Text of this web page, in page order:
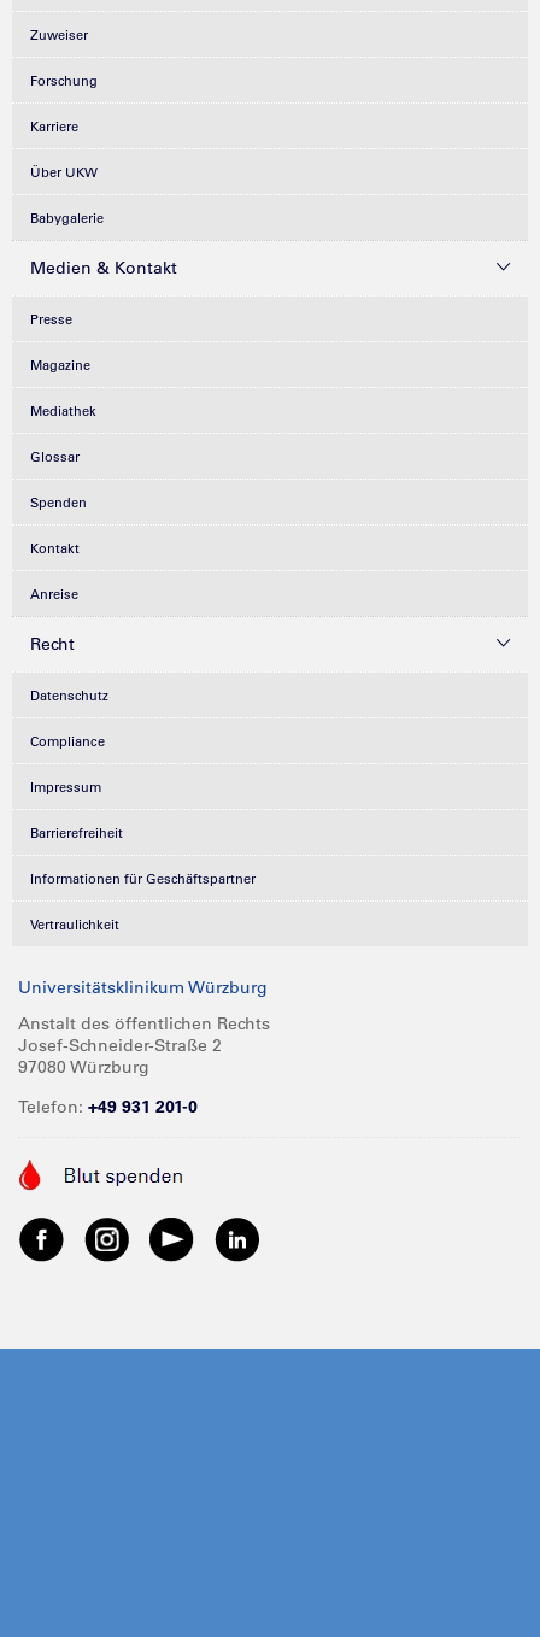
Zuweiser
Forschung
Karriere
Über UKW
Babygalerie
Medien & Kontakt
Presse
Magazine
Mediathek
Glossar
Spenden
Kontakt
Anreise
Recht
Datenschutz
Compliance
Impressum
Barrierefreiheit
Informationen für Geschäftspartner
Vertraulichkeit
Universitätsklinikum Würzburg
Anstalt des öffentlichen Rechts
Josef-Schneider-Straße 2
97080 Würzburg
Telefon: +49 931 201-0